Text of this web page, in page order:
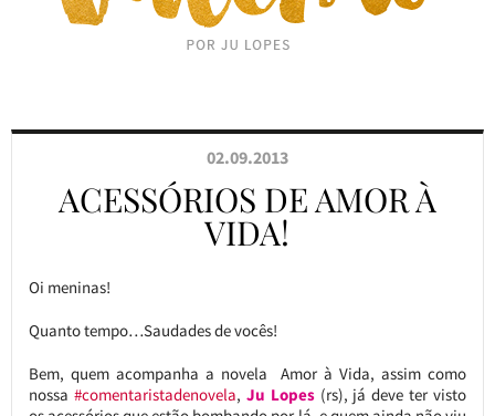
02.09.2013
ACESSÓRIOS DE AMOR À
VIDA!
Oi meninas!
Quanto tempo…Saudades de vocês!
Bem, quem acompanha a novela Amor à Vida, assim como
nossa #comentaristadenovela, Ju Lopes(rs), já deve ter visto